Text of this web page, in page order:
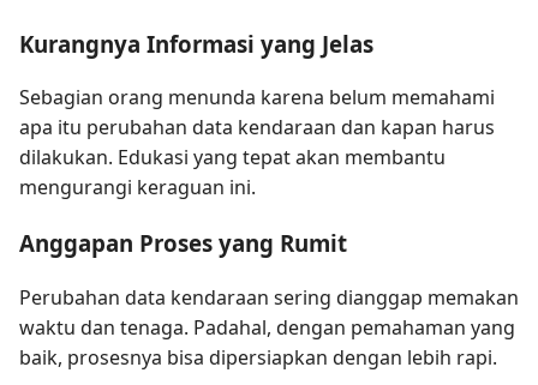
Kurangnya Informasi yang Jelas
Sebagian orang menunda karena belum memahami
apa itu perubahan data kendaraan dan kapan harus
dilakukan. Edukasi yang tepat akan membantu
mengurangi keraguan ini.
Anggapan Proses yang Rumit
Perubahan data kendaraan sering dianggap memakan
waktu dan tenaga. Padahal, dengan pemahaman yang
baik, prosesnya bisa dipersiapkan dengan lebih rapi.